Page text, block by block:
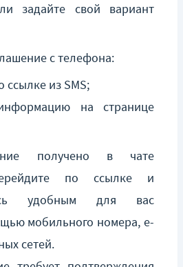
задайте свой вариант
с телефона:
ссылке из SMS;
на странице
получено в чате
по ссылке и
удобным для вас
мобильного номера, e-
сетей.